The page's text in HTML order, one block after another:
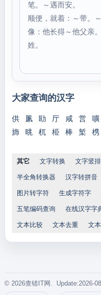
笔。～遇而安。
顺便，就着：～带。
像：他长得～他父亲。
姓。
大家查询的汉字
供 凲 劻 厅 咸 営 嚝
斾
晀 杌 栕 棒 椠 槜
其它 文字转换 文字竖排
半全角转换器 汉字转拼音
图片转字符 生成字符字
五笔编码查询 在线汉字字
文本比较 文本去重 文
© 2026查错IT网. Update:2026-